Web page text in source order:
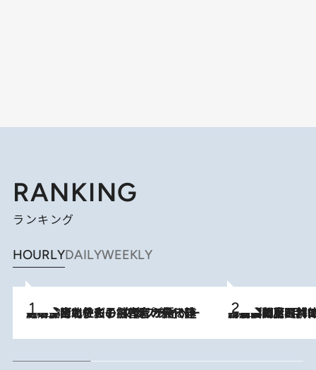
RANKING
ランキング
HOURLYDAILYWEEKLY
2026.8.3
《「文士の子ども被害者の会」発足！》阿川佐和子（72）が語る遠藤周作に北杜夫、劇作家・矢代静一の子どもたちの“文豪プライベート事件簿” 2026.8.8
「最後に見られてよかった」上野動物園の東園パンダ舎が解体前に特別公開。8月16日まで延長されたパネル展と共に辿る“半世紀”のパンダ飼育《解体工事の図面あり》